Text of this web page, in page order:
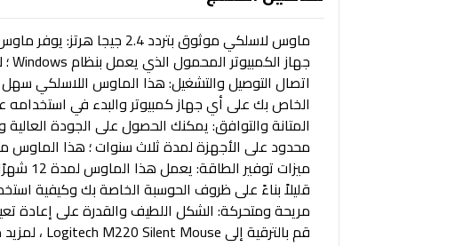
جهاز الكمبيوتر المحمول الذي يعمل بنظام Windows ؛ لا ينتج عنه فعليًا أي تأخير أو انقطاع في الاتصال
الخاص بك على أي جهاز كمبيوتر والبدء في استخدامه
المتانة والتوافق: يمكنك الحصول على الجودة
محدود على الأجهزة لمدة ثلاث سنوات ؛ هذا
قليلاً بناءً على ظروف الحوسبة الخاصة بك وكيفية
مريحة ومتحركة: الشكل اللطيف والقدرة على إعادة
قم بالترقية إلى Logitech M220 Silent Mouse ، لمزيد من الراحة: شكل منحوت ، نقرات صامتة وعمر بطارية أطول (18 شهرًا)